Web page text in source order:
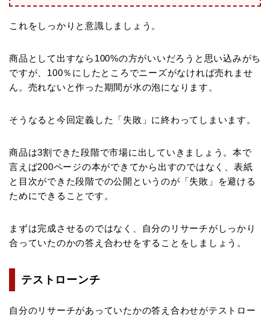
これをしっかりと意識しましょう。
商品として出すなら100%の方がいいだろうと思い込みがち
ですが、100％にしたところでニーズがなければ売れませ
ん。売れないと作った期間が水の泡になります。
そうなると今回定義した「失敗」に終わってしまいます。
商品は3割できた段階で市場に出していきましょう。本で
言えば200ページの本ができてから出すのではなく、表紙
と目次ができた段階での公開というのが「失敗」を避ける
ためにできることです。
まずは完成させるのではなく、自分のリサーチがしっかり
合っていたのかの答え合わせをすることをしましょう。
テストローンチ
自分のリサーチがあっていたかの答え合わせがテストロー